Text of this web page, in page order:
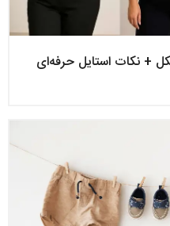
+ نکات استایل حرفه‌ای